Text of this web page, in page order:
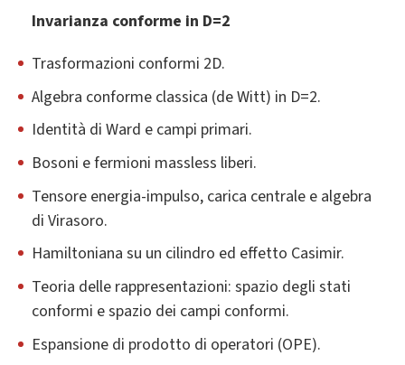
Invarianza conforme in D=2
Trasformazioni conformi 2D.
Algebra conforme classica (de Witt) in D=2.
Identità di Ward e campi primari.
Bosoni e fermioni massless liberi.
Tensore energia-impulso, carica centrale e algebra
di Virasoro.
Hamiltoniana su un cilindro ed effetto Casimir.
Teoria delle rappresentazioni: spazio degli stati
conformi e spazio dei campi conformi.
Espansione di prodotto di operatori (OPE).